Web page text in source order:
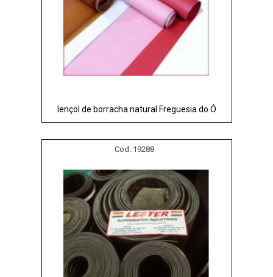
lençol de borracha natural Freguesia do Ó
Cod.:19288